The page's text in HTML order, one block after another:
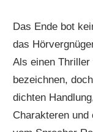
Das Ende bot
das
Als einen Thriller
bezeichnen,
dichten
Charakteren